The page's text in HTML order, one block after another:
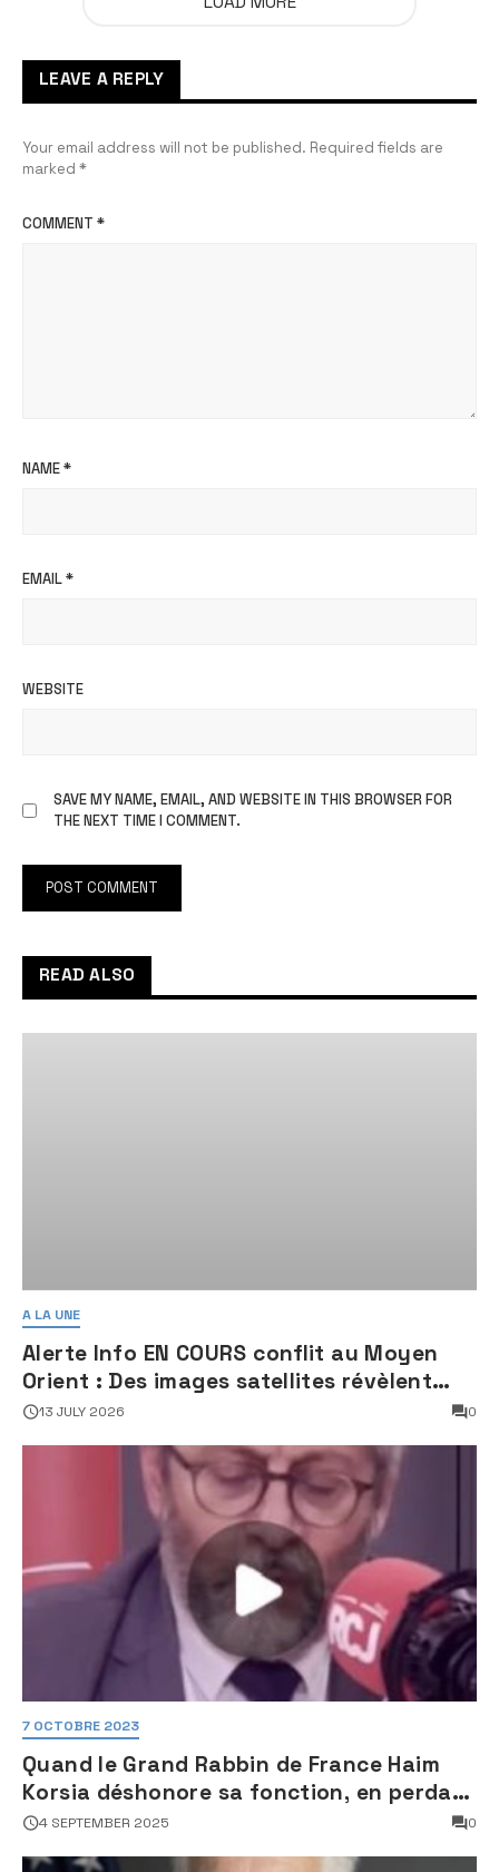
LEAVE A REPLY
Your email address will not be published. Required fields are
marked *
COMMENT *
NAME*
EMAIL*
WEBSITE
SAVE MY NAME, EMAIL, AND WEBSITE IN THIS BROWSER FOR
THE NEXT TIME I COMMENT.
READ ALSO
A LA UNE
Alerte Info EN COURS conflit au Moyen
Orient : Des images satellites révèlent
une activité jugée « inquiétante » sur
13 JULY 2026 0
7 OCTOBRE 2023
Quand le Grand Rabbin de France Haim
Korsia déshonore sa fonction, en perdant
son sang froid
4 SEPTEMBER 2025 0